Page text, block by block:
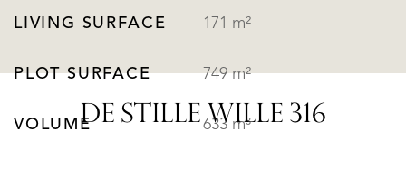
LIVING SURFACE 171 m²
PLOT SURFACE 749 m²
VOLUME 633 m³
DE STILLE WILLE 316